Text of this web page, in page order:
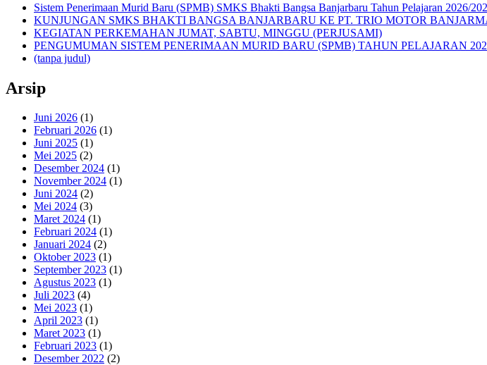
Sistem Penerimaan Murid Baru (SPMB) SMKS Bhakti Bangsa Banjarbaru Tahun Pelajaran 2026/
KUNJUNGAN SMKS BHAKTI BANGSA BANJARBARU KE PT. TRIO MOTOR
KEGIATAN PERKEMAHAN JUMAT, SABTU, MINGGU (PERJUSAMI)
PENGUMUMAN SISTEM PENERIMAAN MURID BARU (SPMB) TAHUN PELAJARAN
(tanpa judul)
Arsip
Juni 2026 (1)
Februari 2026 (1)
Juni 2025 (1)
Mei 2025 (2)
Desember 2024 (1)
November 2024 (1)
Juni 2024 (2)
Mei 2024 (3)
Maret 2024 (1)
Februari 2024 (1)
Januari 2024 (2)
Oktober 2023 (1)
September 2023 (1)
Agustus 2023 (1)
Juli 2023 (4)
Mei 2023 (1)
April 2023 (1)
Maret 2023 (1)
Februari 2023 (1)
Desember 2022 (2)